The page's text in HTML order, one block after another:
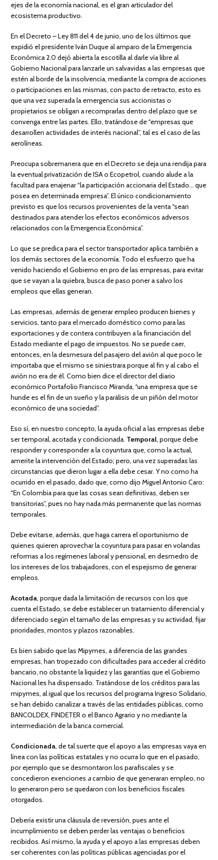
ejes de la economía nacional, es el gran articulador del
ecosistema productivo.
En el Decreto – Ley 811 del 4 de junio, uno de los últimos que
expidió el presidente Iván Duque al amparo de la Emergencia
Económica 2.0 dejó abierta la escotilla al darle vía libre al
Gobierno Nacional para lanzarle un salvavidas a las empresas que
estén al borde de la insolvencia, mediante la compra de acciones
o participaciones en las mismas, con pacto de retracto, esto es
que una vez superada la emergencia sus accionistas o
propietarios se obligan a recomprarlas dentro del plazo que se
convenga entre las partes. Ello, tratándose de “empresas que
desarrollen actividades de interés nacional”, tal es el caso de las
aerolíneas.
Preocupa sobremanera que en el Decreto se deja una rendija para
la eventual privatización de ISA o Ecopetrol, cuando alude a la
facultad para enajenar “la participación accionaria del Estado… que
posea en determinada empresa”. El único condicionamiento
previsto es que los recursos provenientes de la venta “sean
destinados para atender los efectos económicos adversos
relacionados con la Emergencia Económica”.
Lo que se predica para el sector transportador aplica también a
los demás sectores de la economía. Todo el esfuerzo que ha
venido haciendo el Gobierno en pro de las empresas, para evitar
que se vayan a la quiebra, busca de paso poner a salvo los
empleos que ellas generan.
Las empresas, además de generar empleo producen bienes y
servicios, tanto para el mercado doméstico como para las
exportaciones y de contera contribuyen a la financiación del
Estado mediante el pago de impuestos. No se puede caer,
entonces, en la desmesura del pasajero del avión al que poco le
importaba que el mismo se siniestrara porque al fin y al cabo el
avión no era de él. Como bien dice el director del diario
económico Portafolio Francisco Miranda, “una empresa que se
hunde es el fin de un sueño y la parálisis de un piñón del motor
económico de una sociedad”.
Eso sí, en nuestro concepto, la ayuda oficial a las empresas debe
ser temporal, acotada y condicionada. Temporal, porque debe
responder y corresponder a la coyuntura que, como la actual,
amerite la intervención del Estado; pero, una vez superadas las
circunstancias que dieron lugar a ella debe cesar. Y no como ha
ocurrido en el pasado, dado que, como dijo Miguel Antonio Caro:
“En Colombia para que las cosas sean definitivas, deben ser
transitorias”, pues no hay nada más permanente que las normas
temporales.
Debe evitarse, además, que haga carrera el oportunismo de
quienes quieren aprovechar la coyuntura para pasar en volandas
reformas a los regímenes laboral y pensional, en desmedro de
los intereses de los trabajadores, con el espejismo de generar
empleos.
Acotada, porque dada la limitación de recursos con los que
cuenta el Estado, se debe establecer un tratamiento diferencial y
diferenciado según el tamaño de las empresas y su actividad, fijar
prioridades, montos y plazos razonables.
Es bien sabido que las Mipymes, a diferencia de las grandes
empresas, han tropezado con dificultades para acceder al crédito
bancario, no obstante la liquidez y las garantías que el Gobierno
Nacional les ha dispensado. Tratándose de los créditos para las
mipymes, al igual que los recursos del programa Ingreso Solidario,
se han debido canalizar a través de las entidades públicas, como
BANCOLDEX, FINDETER o el Banco Agrario y no mediante la
intermediación de la banca comercial.
Condicionada, de tal suerte que el apoyo a las empresas vaya en
línea con las políticas estatales y no ocurra lo que en el pasado,
por ejemplo que se desmontaron los parafiscales y se
concedieron exencionesacambio de que generaran empleo, no
lo generaron pero se quedaron con los beneficios fiscales
otorgados.
Debería existir una cláusula de reversión, pues ante el
incumplimiento se deben perder las ventajas o beneficios
recibidos. Así mismo, la ayuda y el apoyo a las empresas deben
ser coherentes con las políticas públicas agenciadas por el